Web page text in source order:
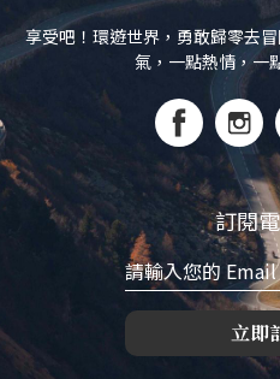
享受吧！環遊世界，勇敢歸零去
氣，一點熱情，一
訂閱
立即